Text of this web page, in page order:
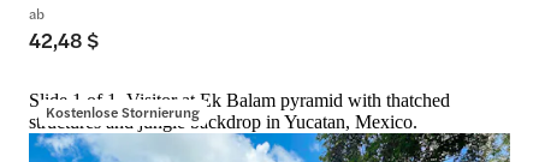
ab
42,48 $
Kostenlose Stornierung
Slide 1 of 1, Visitor at Ek Balam pyramid with thatched
structures and jungle backdrop in Yucatan, Mexico.